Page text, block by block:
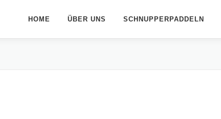
HOME ÜBER UNS SCHNUPPERPADDELN